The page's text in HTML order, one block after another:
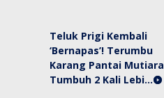
Teluk Prigi Kembali
‘Bernapas’! Terumbu
Karang Pantai Mutiara
Tumbuh 2 Kali Lebi…